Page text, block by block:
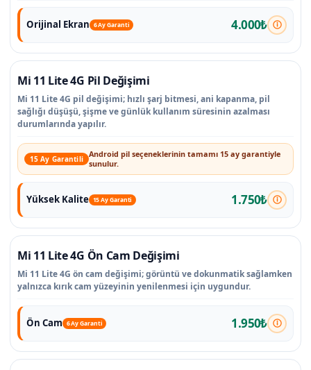
Orijinal Ekran 6 Ay Garanti 4.000₺
Mi 11 Lite 4G Pil Değişimi
Mi 11 Lite 4G pil değişimi; hızlı şarj bitmesi, ani kapanma, pil
sağlığı düşüşü, şişme ve günlük kullanım süresinin azalması
durumlarında yapılır.
15 Ay Garantili Android pil seçeneklerinin tamamı 15 ay garantiyle
sunulur.
Yüksek Kalite 15 Ay Garanti 1.750₺
Mi 11 Lite 4G Ön Cam Değişimi
Mi 11 Lite 4G ön cam değişimi; görüntü ve dokunmatik sağlamken
yalnızca kırık cam yüzeyinin yenilenmesi için uygundur.
Ön Cam 6 Ay Garanti 1.950₺